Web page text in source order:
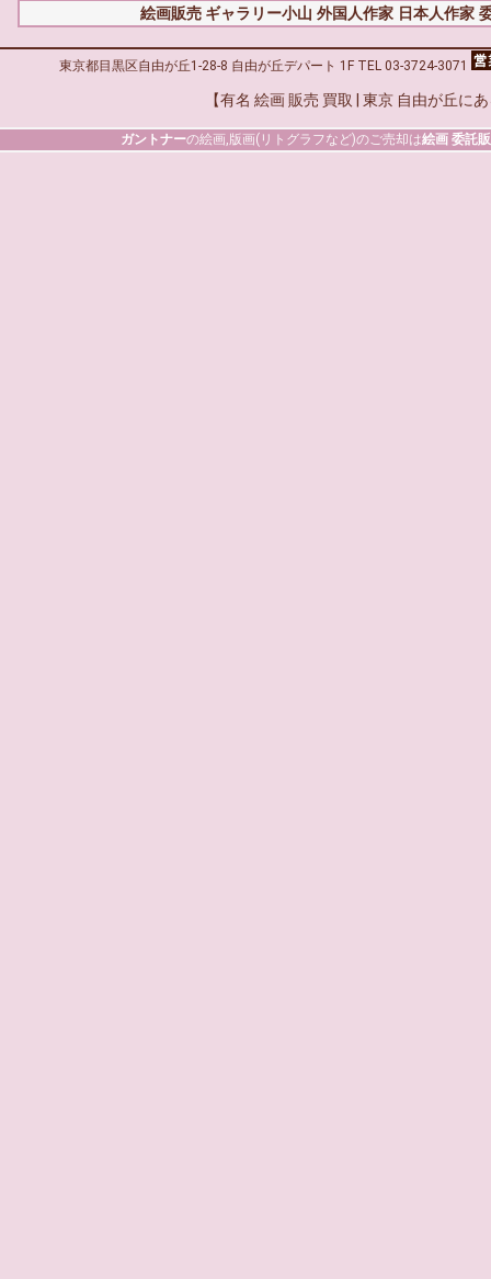
絵画販売 ギャラリー小山 外国人作家 日本人作家
東京都目黒区自由が丘1-28-8 自由が丘デパート 1F TEL 03-3724-3071
【有名 絵画 販売 買取 | 東京 自由が丘に
ガントナーの絵画,版画(リトグラフなど)のご売却は絵画 委託